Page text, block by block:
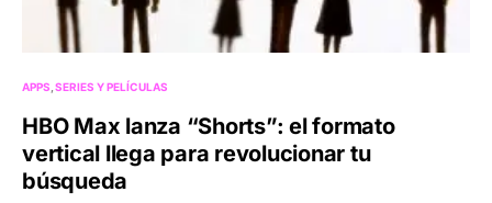
APPS SERIES Y PELÍCULAS
HBO Max lanza “Shorts”: el formato
vertical llega para revolucionar tu
búsqueda